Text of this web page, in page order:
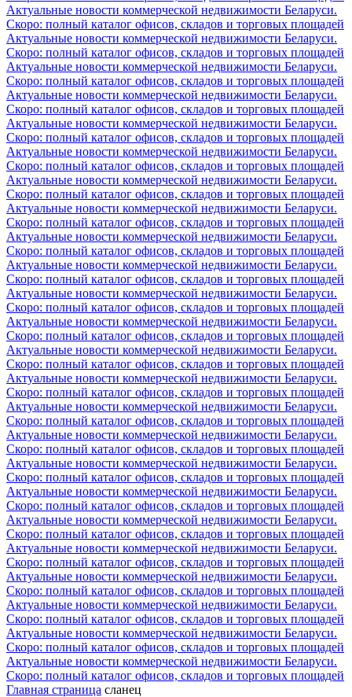
Актуальные новости коммерческой недвижимости Беларуси.
Скоро: полный каталог офисов, складов и торговых площадей
Актуальные новости коммерческой недвижимости Беларуси.
Скоро: полный каталог офисов, складов и торговых площадей
Актуальные новости коммерческой недвижимости Беларуси.
Скоро: полный каталог офисов, складов и торговых площадей
Актуальные новости коммерческой недвижимости Беларуси.
Скоро: полный каталог офисов, складов и торговых площадей
Актуальные новости коммерческой недвижимости Беларуси.
Скоро: полный каталог офисов, складов и торговых площадей
Актуальные новости коммерческой недвижимости Беларуси.
Скоро: полный каталог офисов, складов и торговых площадей
Актуальные новости коммерческой недвижимости Беларуси.
Скоро: полный каталог офисов, складов и торговых площадей
Актуальные новости коммерческой недвижимости Беларуси.
Скоро: полный каталог офисов, складов и торговых площадей
Актуальные новости коммерческой недвижимости Беларуси.
Скоро: полный каталог офисов, складов и торговых площадей
Актуальные новости коммерческой недвижимости Беларуси.
Скоро: полный каталог офисов, складов и торговых площадей
Актуальные новости коммерческой недвижимости Беларуси.
Скоро: полный каталог офисов, складов и торговых площадей
Актуальные новости коммерческой недвижимости Беларуси.
Скоро: полный каталог офисов, складов и торговых площадей
Актуальные новости коммерческой недвижимости Беларуси.
Скоро: полный каталог офисов, складов и торговых площадей
Актуальные новости коммерческой недвижимости Беларуси.
Скоро: полный каталог офисов, складов и торговых площадей
Актуальные новости коммерческой недвижимости Беларуси.
Скоро: полный каталог офисов, складов и торговых площадей
Актуальные новости коммерческой недвижимости Беларуси.
Скоро: полный каталог офисов, складов и торговых площадей
Актуальные новости коммерческой недвижимости Беларуси.
Скоро: полный каталог офисов, складов и торговых площадей
Актуальные новости коммерческой недвижимости Беларуси.
Скоро: полный каталог офисов, складов и торговых площадей
Актуальные новости коммерческой недвижимости Беларуси.
Скоро: полный каталог офисов, складов и торговых площадей
Актуальные новости коммерческой недвижимости Беларуси.
Скоро: полный каталог офисов, складов и торговых площадей
Актуальные новости коммерческой недвижимости Беларуси.
Скоро: полный каталог офисов, складов и торговых площадей
Актуальные новости коммерческой недвижимости Беларуси.
Скоро: полный каталог офисов, складов и торговых площадей
Актуальные новости коммерческой недвижимости Беларуси.
Скоро: полный каталог офисов, складов и торговых площадей
Актуальные новости коммерческой недвижимости Беларуси.
Скоро: полный каталог офисов, складов и торговых площадей
Главная страница сланец